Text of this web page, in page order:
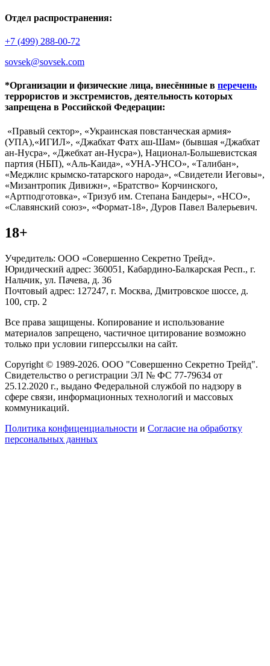
Отдел распространения:
+7 (499) 288-00-72
sovsek@sovsek.com
*Организации и физические лица, внесённные в перечень
террористов и экстремистов, деятельность которых
запрещена в Российской Федерации:
«Правый сектор», «Украинская повстанческая армия»
(УПА),«ИГИЛ», «Джабхат Фатх аш-Шам» (бывшая «Джабхат
ан-Нусра», «Джебхат ан-Нусра»), Национал-Большевистская
партия (НБП), «Аль-Каида», «УНА-УНСО», «Талибан»,
«Меджлис крымско-татарского народа», «Свидетели Иеговы»,
«Мизантропик Дивижн», «Братство» Корчинского,
«Артподготовка», «Тризуб им. Степана Бандеры», «НСО»,
«Славянский союз», «Формат-18», Дуров Павел Валерьевич.
18+
Учредитель: ООО «Совершенно Секретно Трейд».
Юридический адрес: 360051, Кабардино-Балкарская Респ., г.
Нальчик, ул. Пачева, д. 36
Почтовый адрес: 127247, г. Москва, Дмитровское шоссе, д.
100, стр. 2
Все права защищены. Копирование и использование
материалов запрещено, частичное цитирование возможно
только при условии гиперссылки на сайт.
Copyright © 1989-2026. ООО "Совершенно Секретно Трейд".
Свидетельство о регистрации ЭЛ № ФС 77-79634 от
25.12.2020 г., выдано Федеральной службой по надзору в
сфере связи, информационных технологий и массовых
коммуникаций.
Политика конфиценциальности и Согласие на обработку
персональных данных